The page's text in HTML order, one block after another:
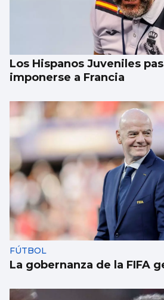
Los Hispanos Juveniles
imponerse a Francia
FÚTBOL
La gobernanza de la FIFA